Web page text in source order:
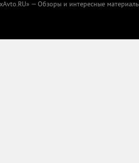
— Обзоры и интересные